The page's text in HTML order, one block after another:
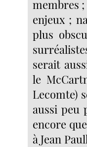
membres
enjeux ;
plus
serait
le
Lecomte)
aussi peu
encore
à Jean